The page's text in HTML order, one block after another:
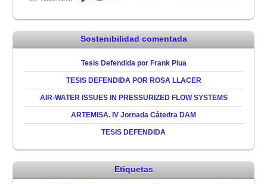
Sostenibilidad comentada
Tesis Defendida por Frank Plua
TESIS DEFENDIDA POR ROSA LLACER
AIR-WATER ISSUES IN PRESSURIZED FLOW SYSTEMS
ARTEMISA. IV Jornada Cátedra DAM
TESIS DEFENDIDA
Etiquetas